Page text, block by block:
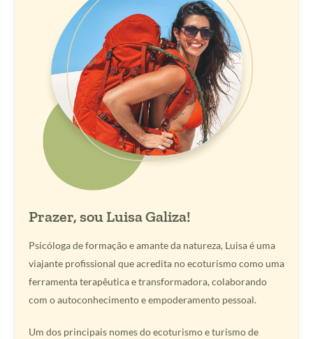
Prazer, sou Luisa Galiza!
Psicóloga de formação e amante da natureza, Luisa é uma
viajante profissional que acredita no ecoturismo como uma
ferramenta terapêutica e transformadora, colaborando
com o autoconhecimento e empoderamento pessoal.
Um dos principais nomes do ecoturismo e turismo de